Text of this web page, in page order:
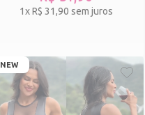
1xR$ 31,90 sem juros
NEW